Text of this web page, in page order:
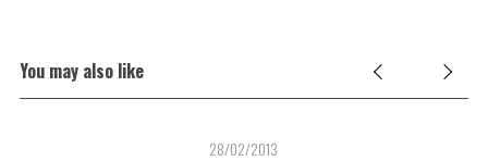
You may also like
28/02/2013